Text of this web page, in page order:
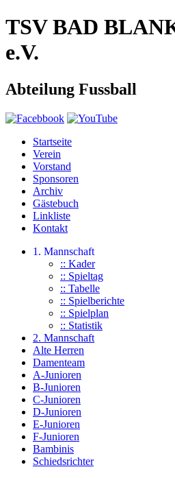
TSV BAD
e.V.
Abteilung Fussball
Startseite
Verein
Vorstand
Sponsoren
Archiv
Gästebuch
Linkliste
Kontakt
1. Mannschaft
:: Kader
:: Spieltag
:: Tabelle
:: Spielberichte
:: Spielplan
:: Statistik
2. Mannschaft
Alte Herren
Damenteam
A-Junioren
B-Junioren
C-Junioren
D-Junioren
E-Junioren
F-Junioren
Bambinis
Schiedsrichter